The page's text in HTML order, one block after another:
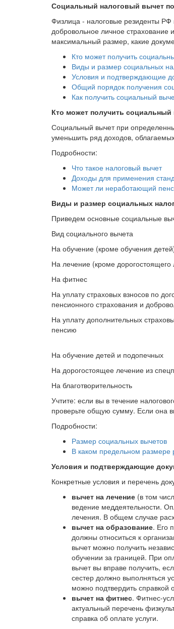
Социальный налоговый вычет
Физлица - налоговые резиденты РФ
добровольное личное страхование
максимальный размер, какие
Кто может получить
Виды и размер социальных
Условия и подтверждающие
Общий порядок получения
Как получить социальный
Кто может получить
Социальный вычет при
уменьшить ряд доходов,
Подробности:
Что такое налоговый вычет
Доходы для применения
Может ли неработающий
Виды и размер социальных
Приведем основные социальные
Вид социального вычета
На обучение (кроме обучения
На лечение (кроме дорогостоящего
На фитнес
На уплату страховых взносов по
пенсионного страхования и
На уплату дополнительных
пенсию
На обучение детей и подопечных
На дорогостоящее лечение из
На благотворительность
Учтите: если вы в течение
проверьте общую сумму. Если она
Подробности:
Размер социальных вычетов
В каком предельном размере
Условия и подтверждающие
Конкретные условия и перечень
вычет на лечение (в том
ведение меддеятельности.
лечения. В общем случае
вычет на образование. Его
должны относиться к
вычет можно получить
обучении за границей. При
вычет вы вправе получить,
сестер должно выполняться
можно подтвердить справкой
вычет на фитнес. Фитнес-
актуальный перечень
справка об оплате услуги.